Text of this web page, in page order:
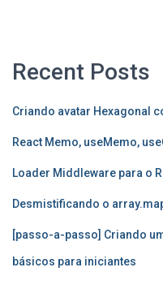
Recent Posts
Criando avatar Hexagonal
React Memo, useMemo,
Loader Middleware para o
Desmistificando o
[passo-a-passo] Criando
básicos para iniciantes